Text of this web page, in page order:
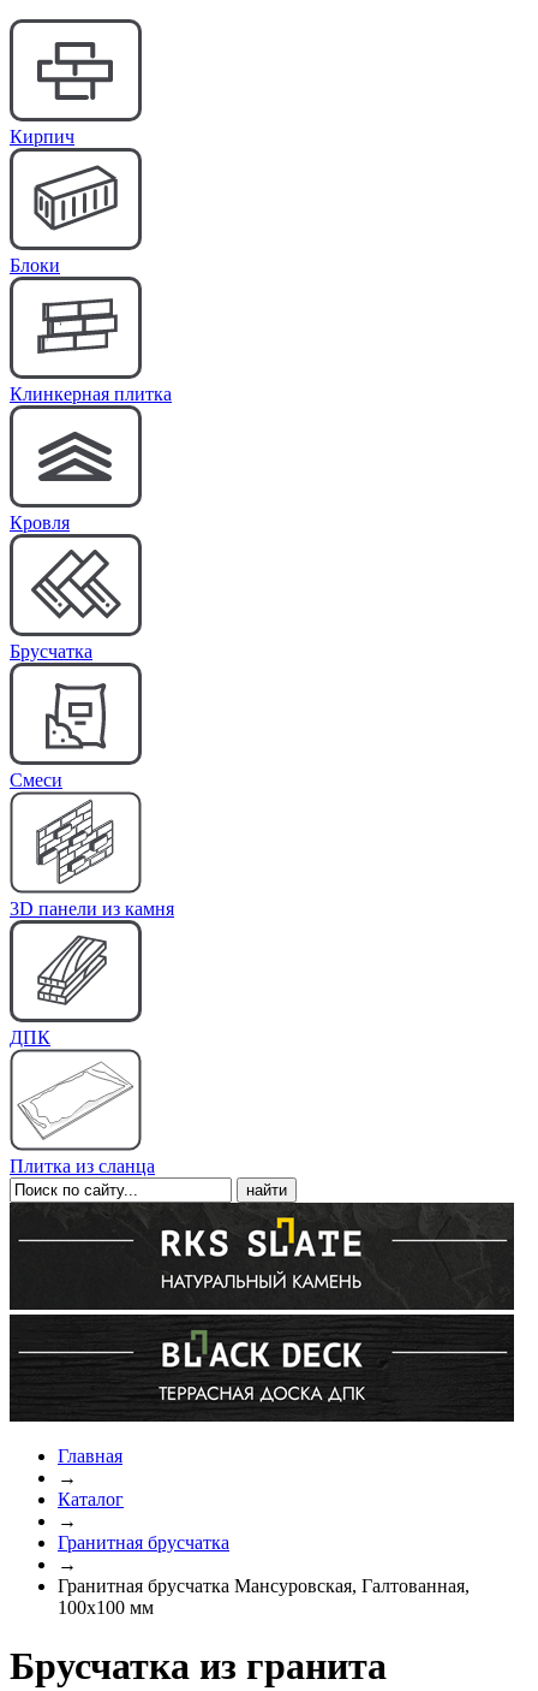
Кирпич
Блоки
Клинкерная плитка
Кровля
Брусчатка
Cмеси
3D панели из камня
ДПК
Плитка из сланца
Главная
→
Каталог
→
Гранитная брусчатка
→
Гранитная брусчатка Мансуровская, Галтованная,
100x100 мм
Брусчатка из гранита